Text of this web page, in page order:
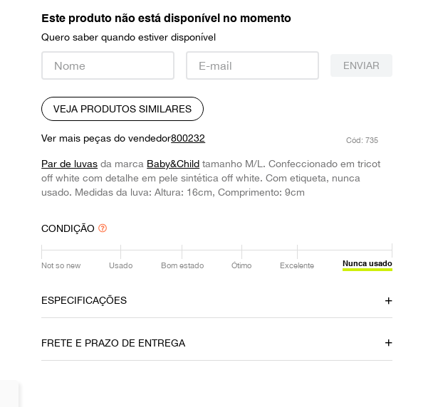
Este produto não está disponível no momento
Quero saber quando estiver disponível
ENVIAR
VEJA PRODUTOS SIMILARES
Ver mais peças do vendedor800232 : 735
Par de luvas da marca Baby&Child tamanho M/L. Confeccionado em tricot
off white com detalhe em pele sintética off white. Com etiqueta, nunca
usado. Medidas da luva: Altura: 16cm, Comprimento: 9cm
CONDIÇÃO
Not so new Usado Bom estado Ótimo Excelente Nunca usado
ESPECIFICAÇÕES
26052019
FRETE E PRAZO DE ENTREGA